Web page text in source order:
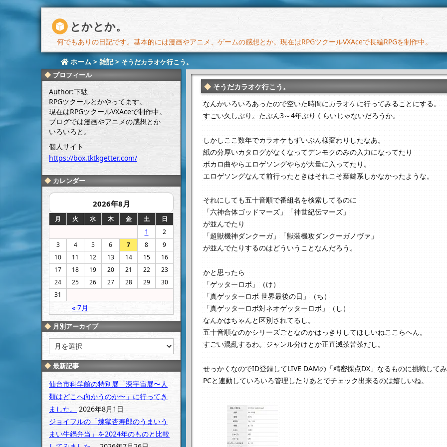
とかとか。
何でもありの日記です。基本的には漫画やアニメ、ゲームの感想とか。現在はRPGツクールVXAceで長編RPGを制作中。
ホーム > 雑記> そうだカラオケ行こう。
そうだカラオケ行こう。
なんかいろいろあったので空いた時間にカラオケに行ってみることにする。
すごい久しぶり。たぶん3～4年ぶりくらいじゃないだろうか。
しかしここ数年でカラオケもずいぶん様変わりしたなあ。
紙の分厚いカタログがなくなってデンモクのみの入力になってたり
ボカロ曲やらエロゲソングやらが大量に入ってたり。
エロゲソングなんて前行ったときはそれこそ葉鍵系しかなかったような。
それにしても五十音順で番組名を検索してるのに
「六神合体ゴッドマーズ」「神世紀伝マーズ」
が並んでたり
「超獣機神ダンクーガ」「獣装機攻ダンクーガノヴァ」
が並んでたりするのはどういうことなんだろう。
かと思ったら
「ゲッターロボ」（け）
「真ゲッターロボ 世界最後の日」（ち）
「真ゲッターロボ対ネオゲッターロボ」（し）
なんかはちゃんと区別されてるし。
五十音順なのかシリーズごとなのかはっきりしてほしいねここらへん。
すごい混乱するわ。ジャンル分けとか正直滅茶苦茶だし。
せっかくなのでID登録してLIVE DAMの「精密採点DX」なるものに挑戦して
PCと連動していろいろ管理したりあとでチェック出来るのは嬉しいね。
プロフィール
Author:下駄
RPGツクールとかやってます。
現在はRPGツクールVXAceで制作中。
ブログでは漫画やアニメの感想とか
いろいろと。
個人サイト
https://box.tktkgetter.com/
カレンダー
2026年8月
月 火 水 木 金 土 日
1
2
3
4 5 6 7 8
9
10
11 12 13 14 15
16
17
18 19 20 21 22
23
24
25 26 27 28 29
30
31
« 7月
月別アーカイブ
別
ア
ー
カ
イ
ブ
最新記事
仙台市科学館の特別展「深宇宙展〜人
類はどこへ向かうのか〜」に行ってき
ました。
2026年8月1日
ジョイフルの「煉獄杏寿郎のうまいう
まい牛鍋弁当」を2024年のものと比較